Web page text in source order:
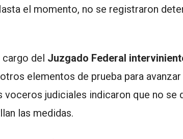
el momento, no se registraron
cargo del Juzgado Federal
elementos de prueba para
judiciales indicaron que no se
las medidas.